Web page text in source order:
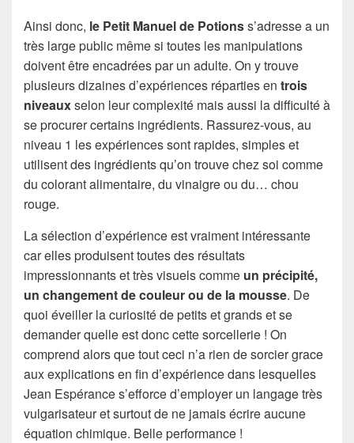
Ainsi donc, le Petit Manuel de Potionss’adresse a un
très large public même si toutes les manipulations
doivent être encadrées par un adulte. On y trouve
plusieurs dizaines d’expériences réparties en trois
niveauxselon leur complexité mais aussi la difficulté à
se procurer certains ingrédients. Rassurez-vous, au
niveau 1 les expériences sont rapides, simples et
utilisent des ingrédients qu’on trouve chez soi comme
du colorant alimentaire, du vinaigre ou du… chou
rouge.
La sélection d’expérience est vraiment intéressante
car elles produisent toutes des résultats
impressionnants et très visuels comme un précipité,
un changement de couleur ou de la mousse. De
quoi éveiller la curiosité de petits et grands et se
demander quelle est donc cette sorcellerie ! On
comprend alors que tout ceci n’a rien de sorcier grace
aux explications en fin d’expérience dans lesquelles
Jean Espérance s’efforce d’employer un langage très
vulgarisateur et surtout de ne jamais écrire aucune
équation chimique. Belle performance !